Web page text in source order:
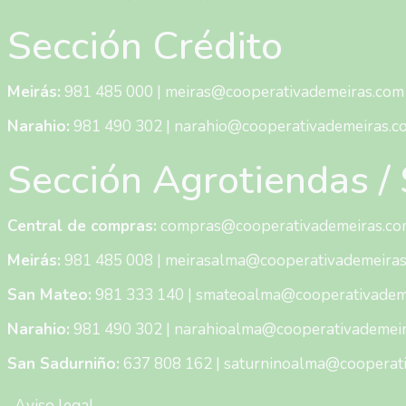
Sección Crédito
Meirás: 981 485 000 | meiras@cooperativademeiras.com
Narahio: 981 490 302 |
Sección Agrotiendas /
Central de compras:
Meirás: 981 485 008 |
San Mateo: 981 333 140 |
Narahio: 981 490 302 |
San Sadurniño: 637 808 162 |